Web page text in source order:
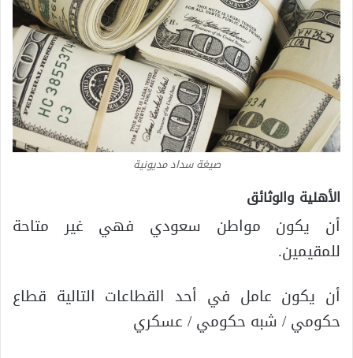
صيغة سداد مديونية
الأهلية والوثائق
أن يكون مواطن سعودي فهي غير متاحة
للمقيمين.
أن يكون عامل في أحد القطاعات التالية قطاع
حكومي / شبه حكومي / عسكري